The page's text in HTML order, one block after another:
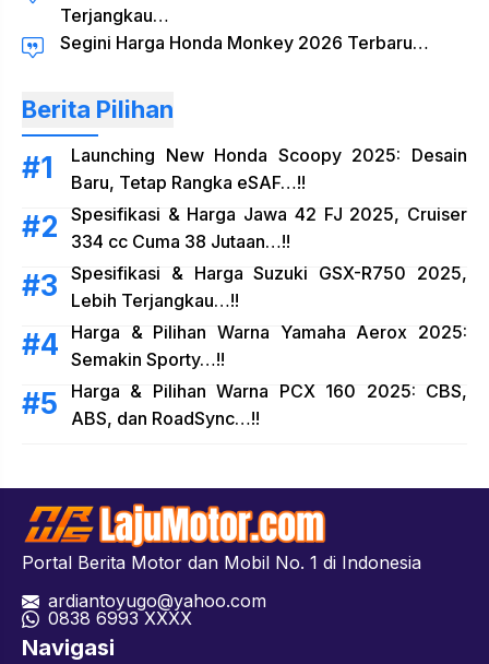
Terjangkau…
Segini Harga Honda Monkey 2026 Terbaru…
Berita Pilihan
Launching New Honda Scoopy 2025: Desain
Baru, Tetap Rangka eSAF…!!
Spesifikasi & Harga Jawa 42 FJ 2025, Cruiser
334 cc Cuma 38 Jutaan…!!
Spesifikasi & Harga Suzuki GSX-R750 2025,
Lebih Terjangkau…!!
Harga & Pilihan Warna Yamaha Aerox 2025:
Semakin Sporty…!!
Harga & Pilihan Warna PCX 160 2025: CBS,
ABS, dan RoadSync…!!
Portal Berita Motor dan Mobil No. 1 di Indonesia
ardiantoyugo@yahoo.com
0838 6993 XXXX
Navigasi